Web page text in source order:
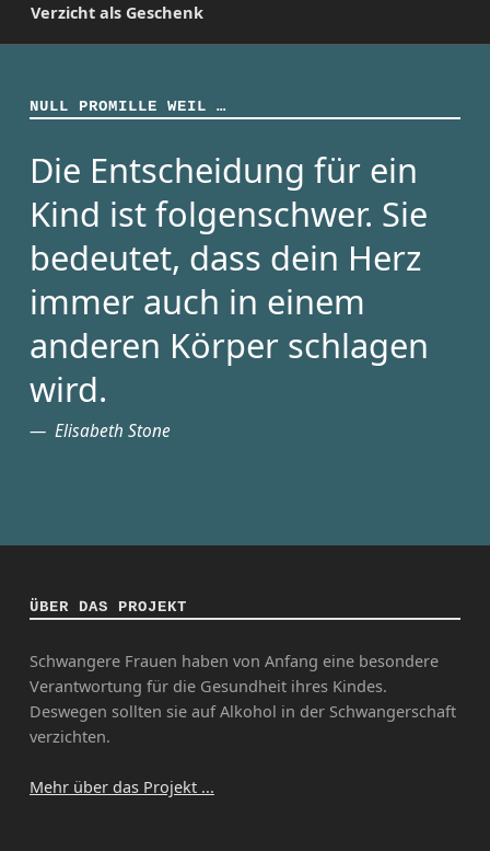
Verzicht als Geschenk
NULL PROMILLE WEIL …
Die Entscheidung für ein
Kind ist folgenschwer. Sie
bedeutet, dass dein Herz
immer auch in einem
anderen Körper schlagen
wird.
Elisabeth Stone
ÜBER DAS PROJEKT
Schwangere Frauen haben von Anfang eine besondere
Verantwortung für die Gesundheit ihres Kindes.
Deswegen sollten sie auf Alkohol in der Schwangerschaft
verzichten.
Mehr über das Projekt ...